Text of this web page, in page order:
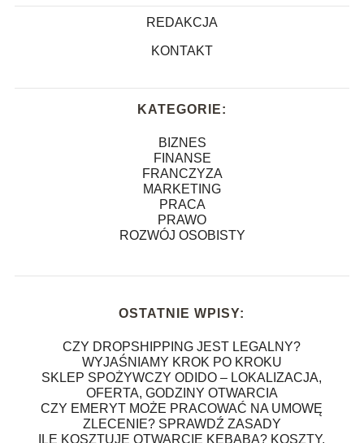
REDAKCJA
KONTAKT
KATEGORIE:
BIZNES
FINANSE
FRANCZYZA
MARKETING
PRACA
PRAWO
ROZWÓJ OSOBISTY
OSTATNIE WPISY:
CZY DROPSHIPPING JEST LEGALNY?
WYJAŚNIAMY KROK PO KROKU
SKLEP SPOŻYWCZY ODIDO – LOKALIZACJA,
OFERTA, GODZINY OTWARCIA
CZY EMERYT MOŻE PRACOWAĆ NA UMOWĘ
ZLECENIE? SPRAWDŹ ZASADY
ILE KOSZTUJE OTWARCIE KEBABA? KOSZTY,